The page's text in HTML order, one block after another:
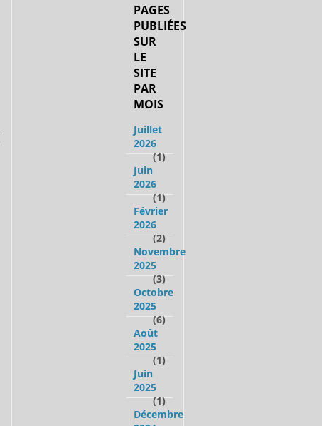
PAGES
PUBLIÉES
SUR
LE
SITE
PAR
MOIS
Juillet
2026
(1)
Juin
2026
(1)
Février
2026
(2)
Novembre
2025
(3)
Octobre
2025
(6)
Août
2025
(1)
Juin
2025
(1)
Décembre